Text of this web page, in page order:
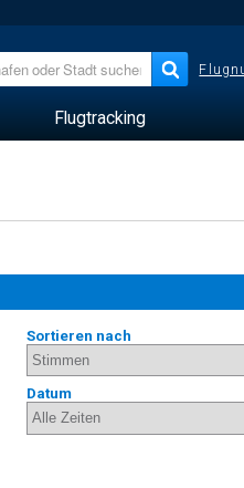
Flugtracking
Sortieren nach
Datum